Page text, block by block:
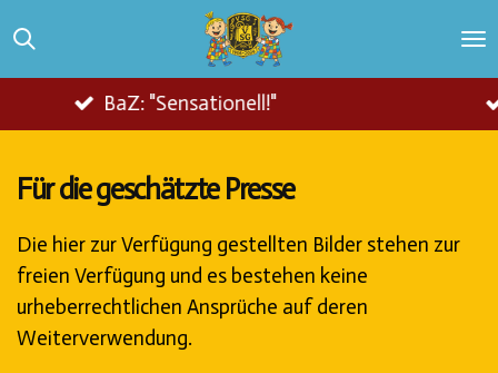
Zum
Hauptinhalt
Fasnacht.ch:
Für die geschätzte Presse
Die hier zur Verfügung gestellten Bilder stehen zur
freien Verfügung und es bestehen keine
urheberrechtlichen Ansprüche auf deren
Weiterverwendung.